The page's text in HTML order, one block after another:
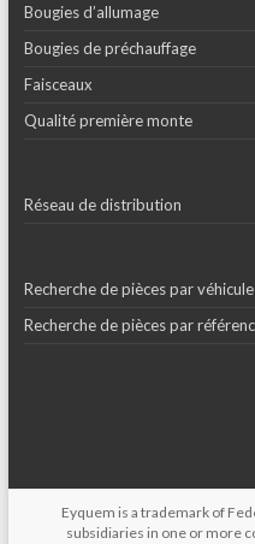
Bougies d’allumage
Bougies de préchauffage
Faisceaux
Qualité première monte
Réseau de distribution
Recherche de pièces par véhicule
Recherche de pièces par
Eyquem is a trademark of
subsidiaries in one or more